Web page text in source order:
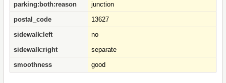
parking:both:reason
junction
postal_code
13627
sidewalk:left
no
sidewalk:right
separate
smoothness
good